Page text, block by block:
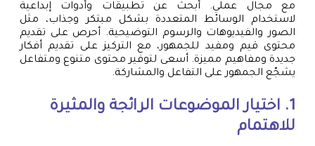
مع مجال عملي. أبحث عن تطبيقات وأدوات إبداعية
لاستخدام الوسائط المتعددة بشكل مبتكر وجذاب، مثل
الصور والفيديوهات والرسوم التوضيحية. أحرص على تقديم
محتوى قيم ومفيد للجمهور، مع التركيز على تقديم أفكار
جديدة ومفاهيم مميزة. أسعى لتوفير محتوى متنوع ومتفاعل
يشجّع الجمهور على التفاعل والمشاركة.
1. اختيار الموضوعات الرائجة والمثيرة
للاهتمام